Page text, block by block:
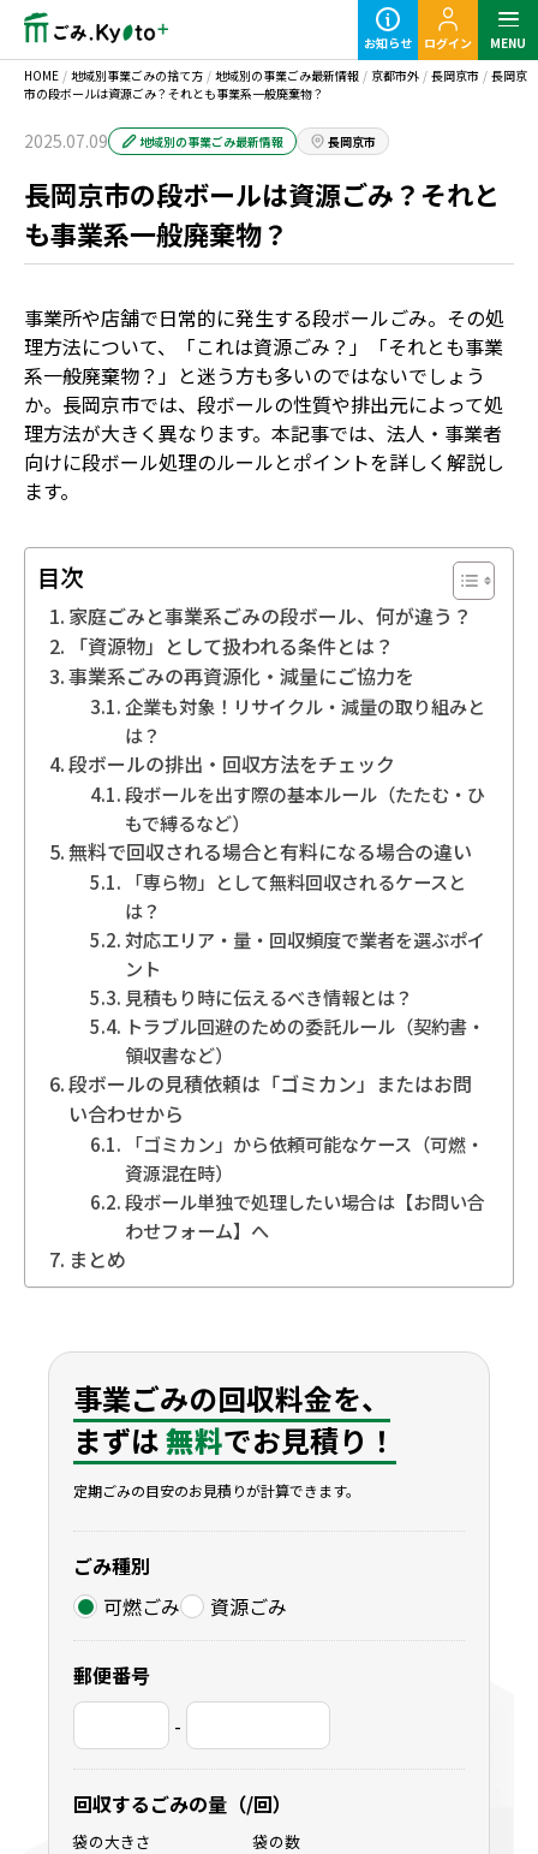
定期ごみのご利用の流れ
事業ごみの基本知識
地域別事業ごみの捨て方
お知らせ ログイン
MENU
HOME / 地域別事業ごみの捨て方 / 地域別の事業ごみ最新情報 / 京都市外 / 長岡京市 / 長岡京
市の段ボールは資源ごみ？それとも事業系一般廃棄物？
2025.07.09 地域別の事業ごみ最新情報 長岡京市
長岡京市の段ボールは資源ごみ？それと
も事業系一般廃棄物？
事業所や店舗で日常的に発生する段ボールごみ。その処
理方法について、「これは資源ごみ？」「それとも事業
系一般廃棄物？」と迷う方も多いのではないでしょう
か。長岡京市では、段ボールの性質や排出元によって処
理方法が大きく異なります。本記事では、法人・事業者
向けに段ボール処理のルールとポイントを詳しく解説し
ます。
目次
家庭ごみと事業系ごみの段ボール、何が違う？
「資源物」として扱われる条件とは？
事業系ごみの再資源化・減量にご協力を
企業も対象！リサイクル・減量の取り組みと
は？
段ボールの排出・回収方法をチェック
段ボールを出す際の基本ルール（たたむ・ひ
もで縛るなど）
無料で回収される場合と有料になる場合の違い
「専ら物」として無料回収されるケースと
は？
対応エリア・量・回収頻度で業者を選ぶポイ
ント
見積もり時に伝えるべき情報とは？
トラブル回避のための委託ルール（契約書・
領収書など）
段ボールの見積依頼は「ゴミカン」またはお問
い合わせから
「ゴミカン」から依頼可能なケース（可燃・
資源混在時）
段ボール単独で処理したい場合は【お問い合
わせフォーム】へ
まとめ
事業ごみの回収料金を、
まずは無料でお見積り！
定期ごみの目安のお見積りが計算できます。
ごみ種別
可燃ごみ
資源ごみ
郵便番号
-
回収するごみの量（/回）
袋の大きさ
袋の数